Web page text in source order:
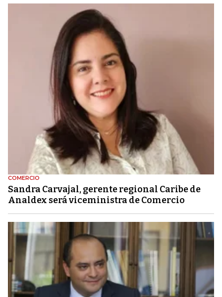
COMERCIO
Sandra Carvajal, gerente regional Caribe de
Analdex será viceministra de Comercio